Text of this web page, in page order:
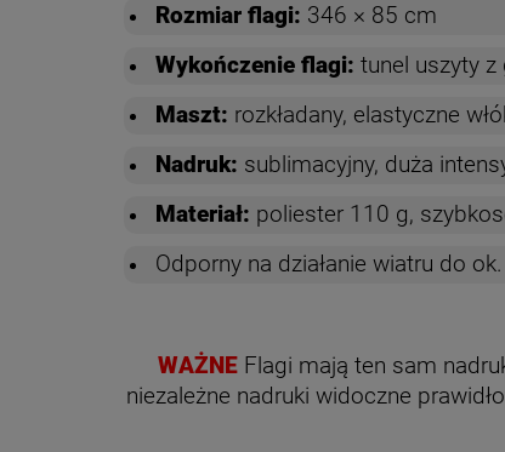
Rozmiar flagi: 346 × 85 cm
Wykończenie flagi: tunel uszyty z
Maszt: rozkładany, elastyczne
Nadruk: sublimacyjny, duża
Materiał: poliester 110 g,
Odporny na działanie wiatru do
WAŻNEFlagi mają ten sam
niezależne nadruki widoczne